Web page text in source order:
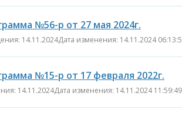
№56-р от 27 мая 2024г.
14.11.2024Дата изменения: 14.11.2024
№15-р от 17 февраля 2022г.
14.11.2024Дата изменения: 14.11.2024 11:59:49